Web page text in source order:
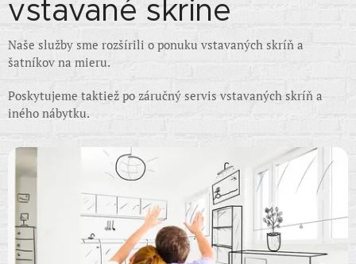
vstavané skrine
Naše služby sme rozšírili o ponuku vstavaných skríň a
šatníkov na mieru.
Poskytujeme taktiež po záručný servis vstavaných skríň a
iného nábytku.